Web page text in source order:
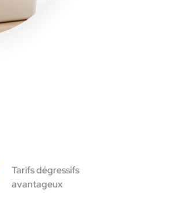
Tarifs dégressifs
avantageux